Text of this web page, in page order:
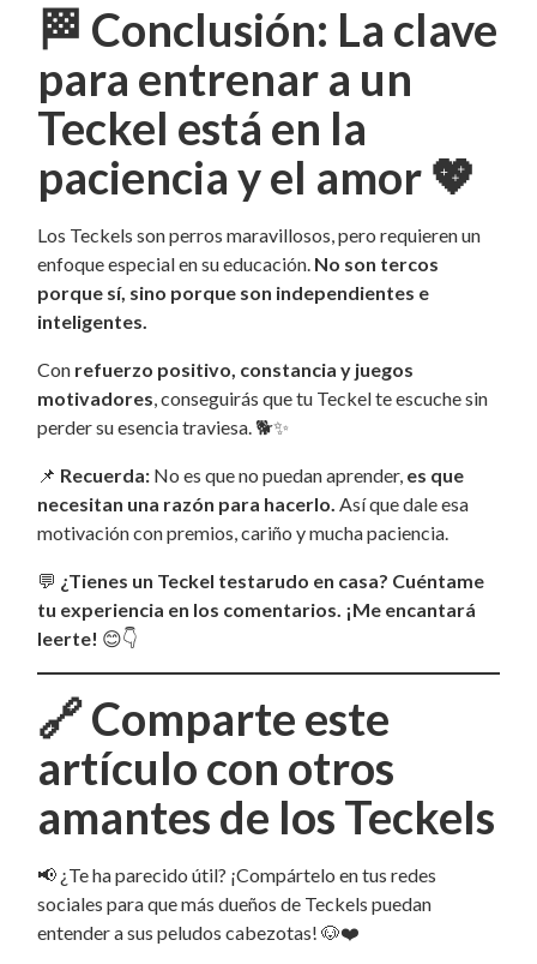
🏁 Conclusión: La clave
para entrenar a un
Teckel está en la
paciencia y el amor💖
Los Teckels son perros maravillosos, pero requieren un
enfoque especial en su educación. No son tercos
porque sí, sino porque son independientes e
inteligentes.
Con refuerzo positivo, constancia y juegos
motivadores, conseguirás que tu Teckel te escuche sin
perder su esencia traviesa. 🐕✨
📌 Recuerda: No es que no puedan aprender, es que
necesitan una razón para hacerlo. Así que dale esa
motivación con premios, cariño y mucha paciencia.
💬 ¿Tienes un Teckel testarudo en casa? Cuéntame
tu experiencia en los comentarios. ¡Me encantará
leerte! 😊👇
🔗Comparte este
artículo con otros
amantes de los Teckels
📢 ¿Te ha parecido útil? ¡Compártelo en tus redes
sociales para que más dueños de Teckels puedan
entender a sus peludos cabezotas! 🐶❤️